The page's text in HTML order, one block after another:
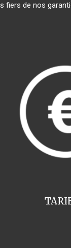
fiers de nos